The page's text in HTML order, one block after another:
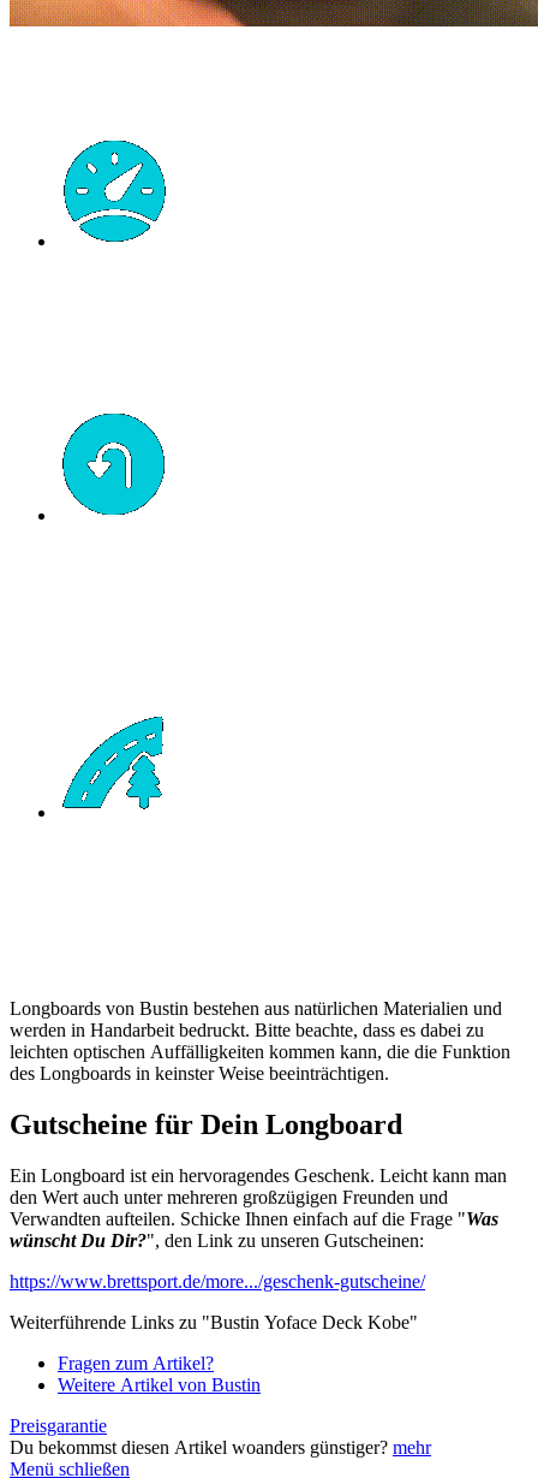
Longboards von Bustin bestehen aus natürlichen Materialien und
werden in Handarbeit bedruckt. Bitte beachte, dass es dabei zu
leichten optischen Auffälligkeiten kommen kann, die die Funktion
des Longboards in keinster Weise beeinträchtigen.
Gutscheine für Dein Longboard
Ein Longboard ist ein hervoragendes Geschenk. Leicht kann man
den Wert auch unter mehreren großzügigen Freunden und
Verwandten aufteilen. Schicke Ihnen einfach auf die Frage "Was
wünscht Du Dir?", den Link zu unseren Gutscheinen:
https://www.brettsport.de/more.../geschenk-gutscheine/
Weiterführende Links zu "Bustin Yoface Deck Kobe"
Fragen zum Artikel?
Weitere Artikel von Bustin
Preisgarantie
Du bekommst diesen Artikel woanders günstiger? mehr
Menü schließen